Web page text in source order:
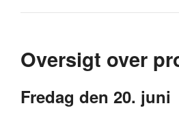
Oversigt over
Fredag den 20. juni